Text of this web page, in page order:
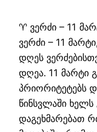
♈ ვერძი – 11
ვერძი – 11
დღეს
დღეა. 11 მარტი
პრიორიტეტებს
წინსვლაში
დაგეხმარებათ